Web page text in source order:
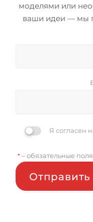
моделями или
ваши идеи — мы
Я согласен
Отправить
* – обязательные поля